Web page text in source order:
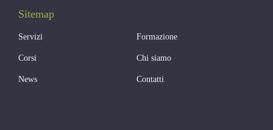
Sitemap
Servizi Formazione
Corsi Chi siamo
News Contatti